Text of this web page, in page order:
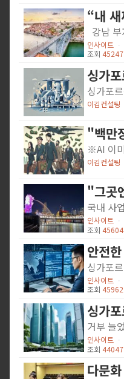
인사이트 ㆍ
조회 45247
이김컨설팅
이김컨설팅
인사이트 ㆍ
조회 45604
인사이트 ㆍ
조회 45962
인사이트 ㆍ
조회 44047